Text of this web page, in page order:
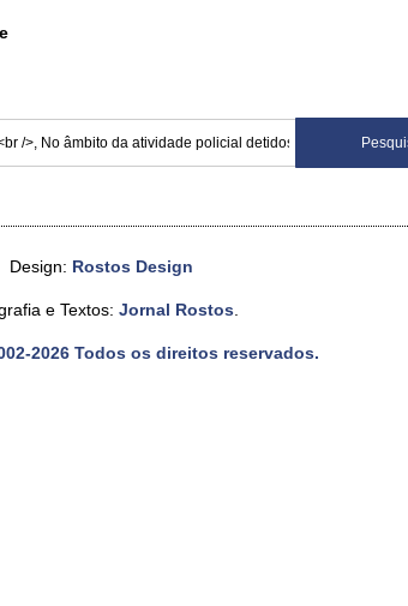
Design: Rostos Design
e Textos: Jornal Rostos
2026 Todos os direitos reservados.